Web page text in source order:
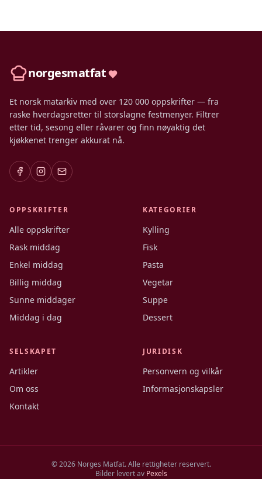
norgesmatfat
Et norsk matarkiv med over 120 000 oppskrifter — fra
raske hverdagsretter til storslagne festmenyer. Filtrer
etter tid, sesong eller råvarer og finn nøyaktig det
kjøkkenet trenger akkurat nå.
OPPSKRIFTER
Alle oppskrifter
Rask middag
Enkel middag
Billig middag
Sunne middager
Middag i dag
KATEGORIER
Kylling
Fisk
Pasta
Vegetar
Suppe
Dessert
SELSKAPET
Artikler
Om oss
Kontakt
JURIDISK
Personvern og vilkår
Informasjonskapsler
©2026Norges Matfat. Alle rettigheter reservert.
Bilder levert av Pexels